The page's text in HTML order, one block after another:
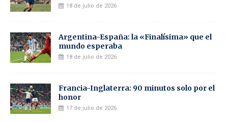
18 de julio de 2026
Argentina-España: la «Finalísima» que el
mundo esperaba
18 de julio de 2026
Francia-Inglaterra: 90 minutos solo por el
honor
17 de julio de 2026